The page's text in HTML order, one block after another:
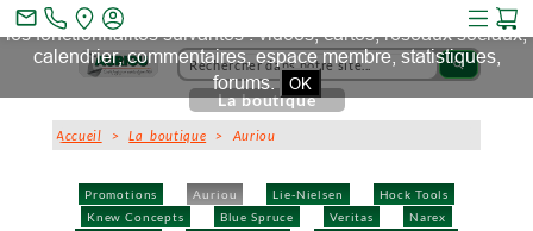
search
Promotions Auriou Lie-Nielsen
Hock Tools
Knew Concepts
Blue Spruce Veritas
Narex
La boutique
Accueil >La boutique > Auriou
mail_outline
Ce site et des sites tiers qu'il utilise collectent des cookies pour
les fonctionnalités suivantes : vidéos, cartes, réseaux sociaux,
calendrier, commentaires, espace membre, statistiques,
forums. OK